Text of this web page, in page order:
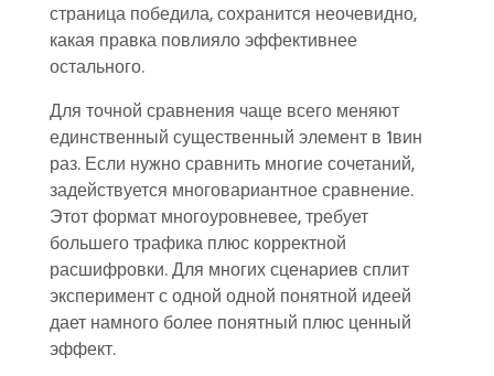
страница победила, сохранится неочевидно,
какая правка повлияло эффективнее
остального.
Для точной сравнения чаще всего меняют
единственный существенный элемент в 1вин
раз. Если нужно сравнить многие сочетаний,
задействуется многовариантное сравнение.
Этот формат многоуровневее, требует
большего трафика плюс корректной
расшифровки. Для многих сценариев сплит
эксперимент с одной одной понятной идеей
дает намного более понятный плюс ценный
эффект.